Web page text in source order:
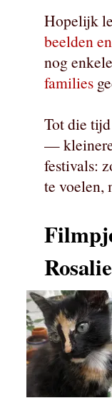
Hopelijk
beelden
nog
families
Tot die
— kleinere
festivals:
te voelen,
Rosalie